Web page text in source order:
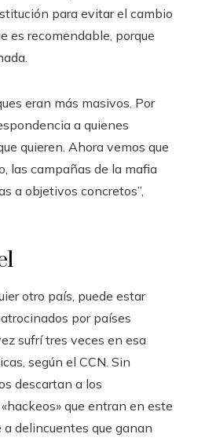
para evitar el cambio
es recomendable, porque
eran más masivos. Por
a quienes
quieren. Ahora vemos que
las campañas de la mafia
a objetivos concretos”,
otro país, puede estar
por países
sufrí tres veces en esa
según el CCN. Sin
descartan a los
que entran en este
a delincuentes que ganan